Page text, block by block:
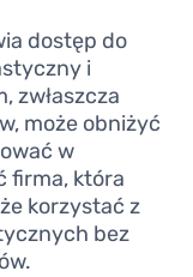
dostęp do
i
zwłaszcza
może obniżyć
w
firma, która
korzystać z
bez